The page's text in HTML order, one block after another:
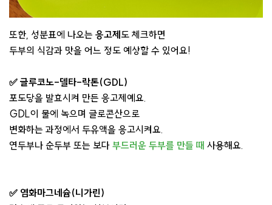
또한, 성분표에 나오는 응고제 도 체크하면
두부의 식감과 맛을 어느 정도 예상할 수 있어요!
✅ 글루코노-델타-락톤(GDL)
포도당을 발효시켜 만든 응고제예요.
GDL이 물에 녹으며 글로콘산으로
변화하는 과정에서 두유액을 응고시켜요.
연두부나 순두부 또는 보다 부드러운 두부를 만들 때 사용해요.
✅ 염화마그네슘(니가린)